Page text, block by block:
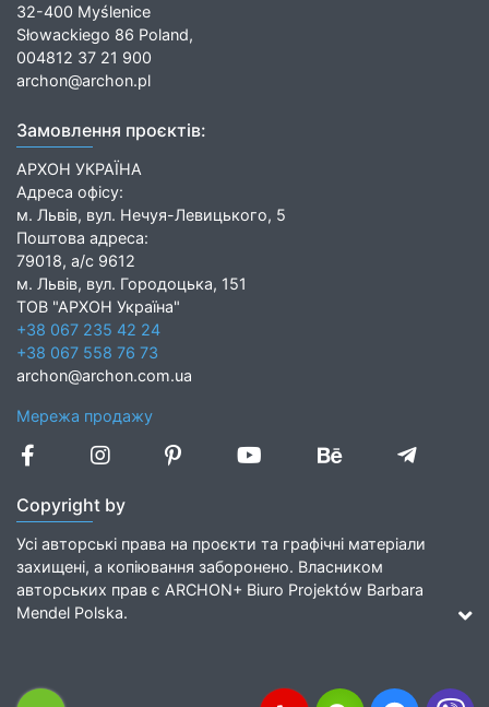
32-400 Myślenice
Słowackiego 86 Poland,
004812 37 21 900
archon@archon.pl
Замовлення проєктів:
АРХОН УКРАЇНА
Адреса офісу:
м. Львів, вул. Нечуя-Левицького, 5
Поштова адреса:
79018, а/с 9612
м. Львів, вул. Городоцька, 151
ТОВ "АРХОН Україна"
+38 067 235 42 24
+38 067 558 76 73
archon@archon.com.ua
Мережа продажу
Copyright by
Усі авторські права на проєкти та графічні матеріали
захищені, а копіювання заборонено. Власником
авторських прав є ARCHON+ Biuro Projektów Barbara
Mendel Polska.